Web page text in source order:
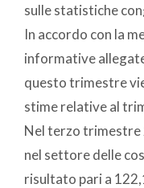
sulle statistiche
In accordo con la
informative
questo trimestre
stime relative al
Nel terzo trimestre
nel settore delle
risultato pari a